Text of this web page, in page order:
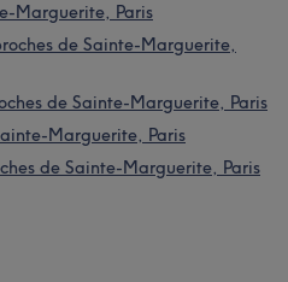
Marguerite, Paris
de Sainte-Marguerite,
de Sainte-Marguerite, Paris
Marguerite, Paris
de Sainte-Marguerite, Paris